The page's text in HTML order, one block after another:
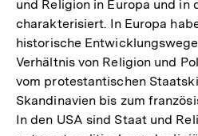
und Religion in Europa und in
charakterisiert. In Europa
historische
Verhältnis von Religion und
vom protestantischen
Skandinavien bis zum
In den USA sind Staat und